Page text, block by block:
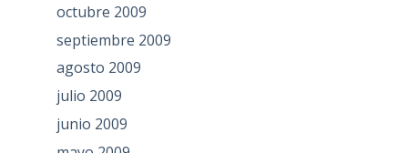
octubre 2009
septiembre 2009
agosto 2009
julio 2009
junio 2009